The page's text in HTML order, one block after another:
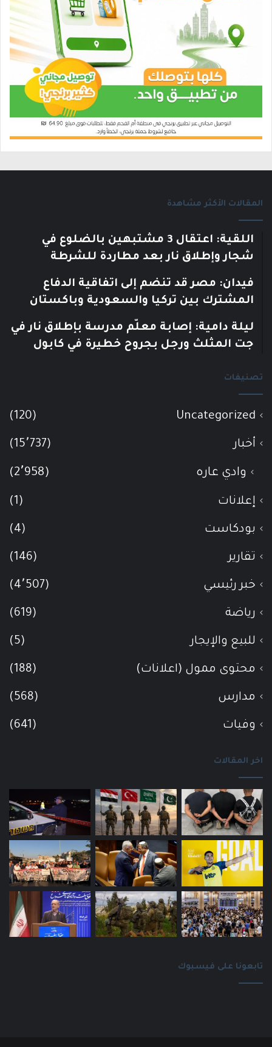
المقالات الأكثر مشاهدة
اللقية: اعتقال 3 مشتبهين بالضلوع في
شجار وإطلاق نار بعد مطاردة للشرطة
فيدان: مصر قد تنضم إلى اتفاقية الدفاع
المشترك بين تركيا والسعودية وباكستان
ليلة دامية: إصابة معلّم مدرسة بإطلاق نار في
جت المثلث ورجل بجروح خطيرة في كابول
تصنيفات
Uncategorized
(120)
أخبار (15٬737)
وادي عاره (2٬958)
إعلانات (1)
بودكاست (4)
تقارير (146)
خبر رئيسي (4٬507)
رياضة (619)
للبيع والإيجار (5)
محتوى ممول (اعلانات) (188)
مدارس (568)
وفيات (641)
اخر المقالات
تابعونا على فيسبوك